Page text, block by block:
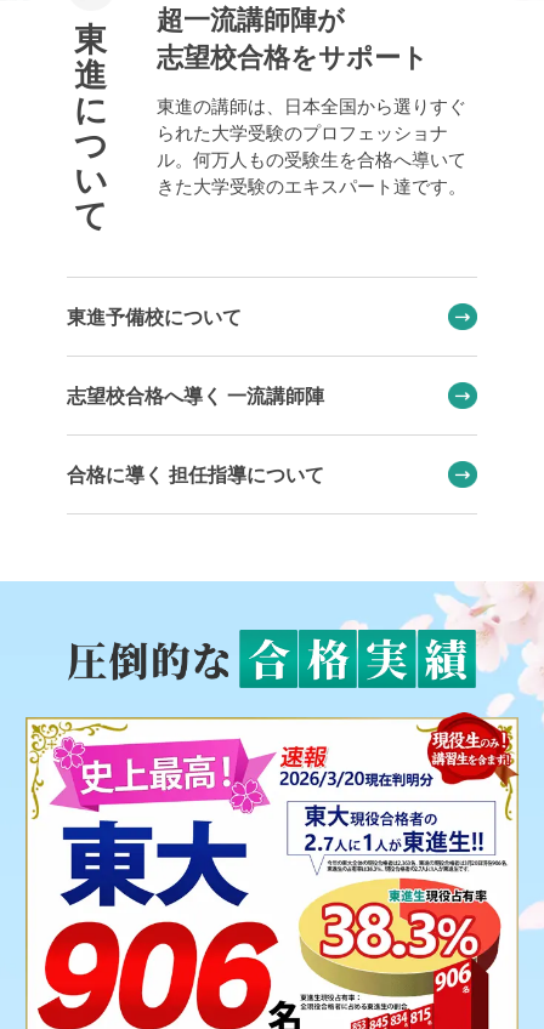
東
進
に
つ
い
て
超一流講師陣が
志望校合格をサポート
東進の講師は、日本全国から選りすぐ
られた大学受験のプロフェッショナ
ル。何万人もの受験生を合格へ導いて
きた大学受験のエキスパート達です。
東進予備校について
志望校合格へ導く 一流講師陣
合格に導く 担任指導について